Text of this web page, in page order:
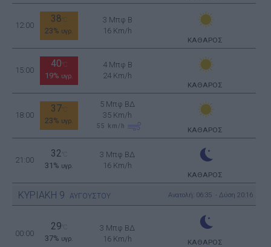
12:00
38
23% υγρ.
3 Μπφ B
16 Km/h
ΚΑΘΑΡΟΣ
15:00
40 °C
19% υγρ.
4 Μπφ B
24 Km/h
ΚΑΘΑΡΟΣ
18:00
37
23% υγρ.
5 Μπφ ΒΔ
35 Km/h
55 km/h ΚΑΘΑΡΟΣ
21:00
32
31% υγρ.
3 Μπφ ΒΔ
16 Km/h
ΚΑΘΑΡΟΣ
ΚΥΡΙΑΚΗ 9 ΑΥΓΟΥΣΤΟΥ Ανατολή: 06:35 - Δύση 20:16
00:00
29
37% υγρ.
3 Μπφ ΒΔ
16 Km/h
ΚΑΘΑΡΟΣ